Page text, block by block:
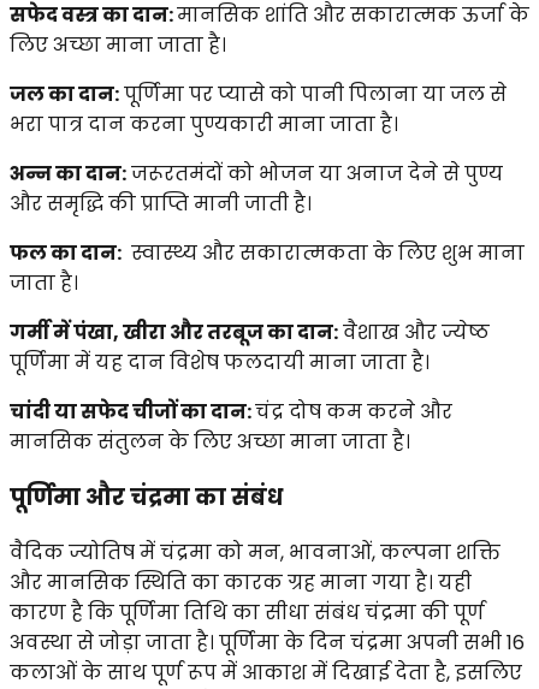
सफेद वस्त्र का दान:मानसिक शांति और सकारात्मक ऊर्जा के
लिए अच्छा माना जाता है।
जल का दान:पूर्णिमा पर प्यासे को पानी पिलाना या जल से
भरा पात्र दान करना पुण्यकारी माना जाता है।
अन्न का दान:जरूरतमंदों को भोजन या अनाज देने से पुण्य
और समृद्धि की प्राप्ति मानी जाती है।
फल का दान: स्वास्थ्य और सकारात्मकता के लिए शुभ माना
जाता है।
गर्मी में पंखा, खीरा और तरबूज का दान:वैशाख और ज्येष्ठ
पूर्णिमा में यह दान विशेष फलदायी माना जाता है।
चांदी या सफेद चीजों का दान:चंद्र दोष कम करने और
मानसिक संतुलन के लिए अच्छा माना जाता है।
पूर्णिमा और चंद्रमा का संबंध
वैदिक ज्योतिष में चंद्रमा को मन, भावनाओं, कल्पना शक्ति
और मानसिक स्थिति का कारक ग्रह माना गया है। यही
कारण है कि पूर्णिमा तिथि का सीधा संबंध चंद्रमा की पूर्ण
अवस्था से जोड़ा जाता है। पूर्णिमा के दिन चंद्रमा अपनी सभी 16
कलाओं के साथ पूर्ण रूप में आकाश में दिखाई देता है, इसलिए